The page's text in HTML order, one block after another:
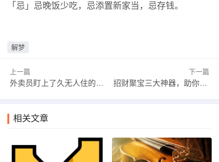
「忌」忌晚饭少吃，忌添置新家当，忌存钱。
解梦
上一篇
外卖员盯上了久无人住的农宅，价值80余万元的红木板材连夜被盗……
下一篇
招财聚宝三大神器，助你财源广进
相关文章